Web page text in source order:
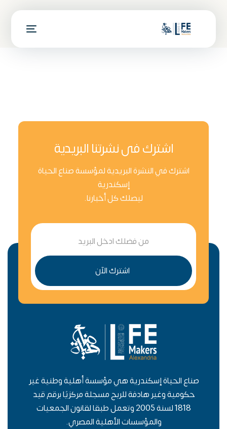
اشترك فى نشرتنا البريدية
اشترك في النشرة البريدية لمؤسسة صناع الحياة
إسكندرية
ليصلك كل أخبارنا.
اشترك الآن
صناع الحياة إسكندرية هي مؤسسة أهلية وطنية غير
حكومية وغير هادفة للربح مسجلة مركزيًا برقم قيد
1818 لسنة 2005 وتعمل طبقا لقانون الجمعيات
والمؤسسات الأهلية المصري.